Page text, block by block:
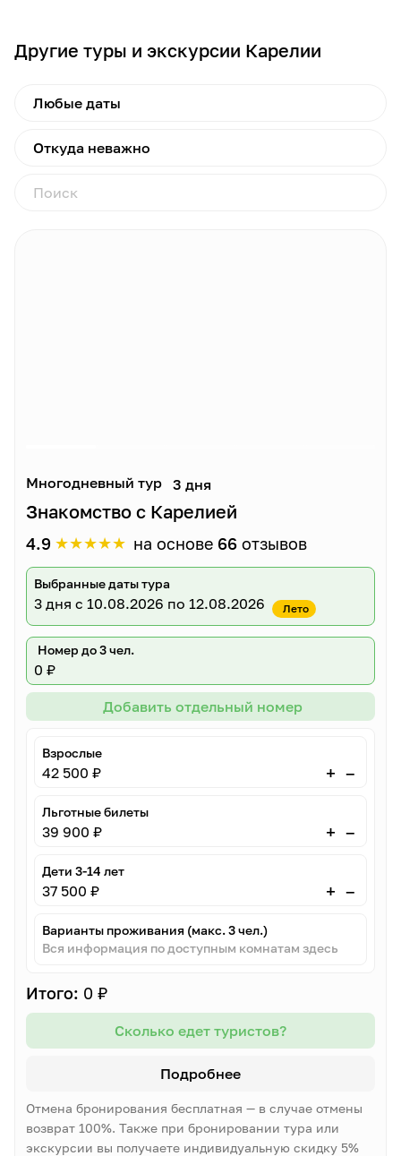
Другие туры и экскурсии Карелии
Любые даты
Откуда неважно
Многодневный тур 3 дня
Знакомство с Карелией
4.9 ★★★★★ на основе 66 отзывов
Выбранные даты тура
3 дня с 10.08.2026 по 12.08.2026 Лето
Номер до 3 чел.
0 ₽
Добавить отдельный номер
Взрослые
42 500 ₽ + –
Льготные билеты
39 900 ₽ + –
Дети 3-14 лет
37 500 ₽ + –
Варианты проживания (макс. 3 чел.)
Вся информация по доступным комнатам здесь
Итого: 0 ₽
Сколько едет туристов?
Подробнее
Отмена бронирования бесплатная — в случае отмены
возврат 100%. Также при бронировании тура или
экскурсии вы получаете индивидуальную скидку 5%